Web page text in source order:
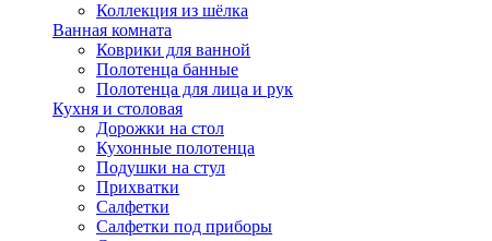
Коллекция из шёлка
Ванная комната
Коврики для ванной
Полотенца банные
Полотенца для лица и рук
Кухня и столовая
Дорожки на стол
Кухонные полотенца
Подушки на стул
Прихватки
Салфетки
Салфетки под приборы